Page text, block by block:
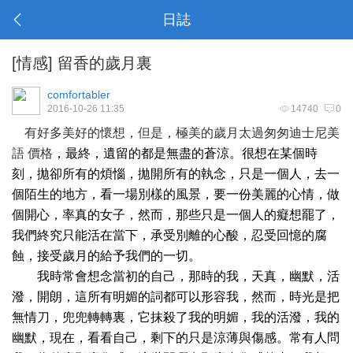
日誌
[情感] 留香的歲月裏
comfortabler
14740 0
2016-10-26 11:35
有好多美好的懷想，但是，極美的歲月太過匆匆迪士尼美
語 價格 ，最終，遺留的都是無盡的蒼涼。很想在某個時
刻，拋卻所有的煩惱，拋開所有的執念，只是一個人，去一
個陌生的地方，看一場別樣的風景，要一份美麗的心情，做
個開心，率真的女子，然而，那些只是一個人的癡想罷了，
我們終究只能活在當下，承受別離的心酸，忍受回憶的腐
蝕，接受歲月的給予我們的一切。
我時常會想念當初的自己，那時的我，天真，幽默，活
潑，開朗，這所有明媚的詞都可以形容我，然而，時光是把
無情刀，兜兜轉轉裏，它抹殺了我的明媚，我的活潑，我的
幽默，現在，看看自己，剩下的只是涼薄與傷感。常有人問